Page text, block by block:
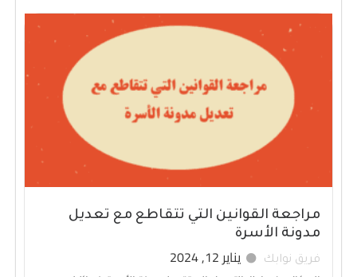
مراجعة القوانين التي تتقاطع مع تعديل
مدونة الأسرة
فريق نوابك يناير 12, 2024